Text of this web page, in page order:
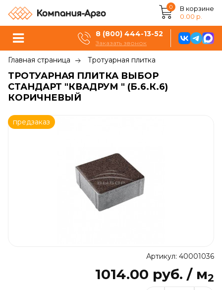
0
В корзине
0.00 р.
8 (800) 444-13-52
Заказать звонок
Главная страница Тротуарная плитка
ТРОТУАРНАЯ ПЛИТКА ВЫБОР
СТАНДАРТ "КВАДРУМ " (Б.6.К.6)
КОРИЧНЕВЫЙ
предзаказ
Артикул: 40001036
1014.00 руб. / м2